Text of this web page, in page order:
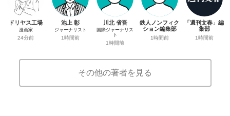
ドリヤス工場
漫画家
24分前
池上 彰
ジャーナリスト
1時間前
川北 省吾
国際ジャーナリス
ト
1時間前
鉄人ノンフィク
ション編集部
1時間前
「週刊文春」編
集部
1時間前
その他の著者を見る